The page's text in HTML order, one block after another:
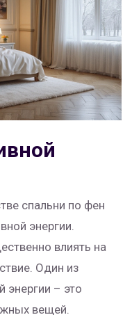
спальни по фен
энергии.
влиять на
Один из
энергии – это
вещей.